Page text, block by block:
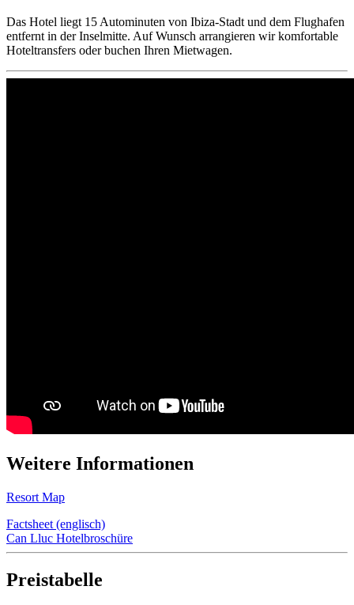
Das Hotel liegt 15 Autominuten von Ibiza-Stadt und dem Flughafen
entfernt in der Inselmitte. Auf Wunsch arrangieren wir komfortable
Hoteltransfers oder buchen Ihren Mietwagen.
Weitere Informationen
Resort Map
Factsheet (englisch)
Can Lluc Hotelbroschüre
Preistabelle